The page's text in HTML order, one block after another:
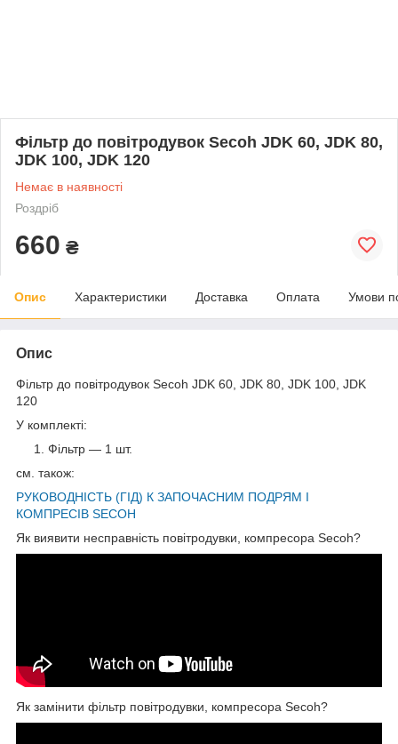
Фільтр до повітродувок Secoh JDK 60, JDK 80,
JDK 100, JDK 120
Немає в наявності
Роздріб
660 ₴
Опис Характеристики Доставка Оплата Умови
Опис
Фільтр до повітродувок Secoh JDK 60, JDK 80, JDK 100, JDK
120
У комплекті:
Фільтр — 1 шт.
см. також:
РУКОВОДНІСТЬ (ГІД) К ЗАПОЧАСНИМ ПОДРЯМ І
КОМПРЕСІВ SECOH
Як виявити несправність повітродувки, компресора Secoh?
Як замінити фільтр повітродувки, компресора Secoh?